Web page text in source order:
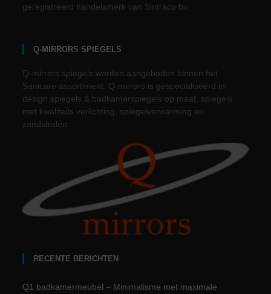
geregistreerd handelsmerk van Sintraco bv.
Q-MIRRORS SPIEGELS
Q-mirrors spiegels worden aangeboden binnen het
Sanicare assortiment. Q-mirrors is gespecialiseerd in
design spiegels & badkamerspiegels op maat, spiegels
met kwaliteits verlichting, spiegelverwarming en
zandstralen.
RECENTE BERICHTEN
Q1 badkamermeubel – Minimalisme met maximale